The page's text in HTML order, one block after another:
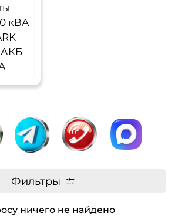
кВА
АКБ
Фильтры
ничего не найдено